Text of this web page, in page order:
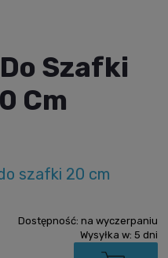
Szafki
Cm
szafki 20 cm
Dostępność: na wyczerpaniu
Wysyłka w: 5 dni